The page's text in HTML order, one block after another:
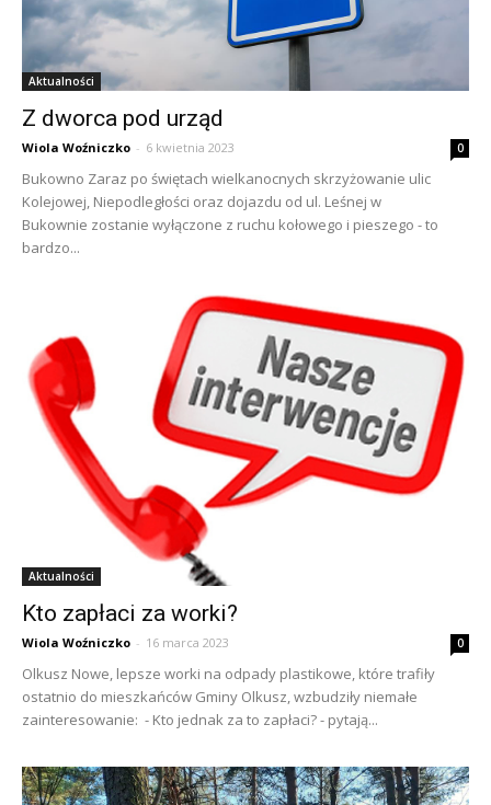
Aktualności
Z dworca pod urząd
Wiola Woźniczko - 6 kwietnia 2023 0
Bukowno Zaraz po świętach wielkanocnych skrzyżowanie ulic
Kolejowej, Niepodległości oraz dojazdu od ul. Leśnej w
Bukownie zostanie wyłączone z ruchu kołowego i pieszego - to
bardzo...
Aktualności
Kto zapłaci za worki?
Wiola Woźniczko - 16 marca 2023 0
Olkusz Nowe, lepsze worki na odpady plastikowe, które trafiły
ostatnio do mieszkańców Gminy Olkusz, wzbudziły niemałe
zainteresowanie: - Kto jednak za to zapłaci? - pytają...